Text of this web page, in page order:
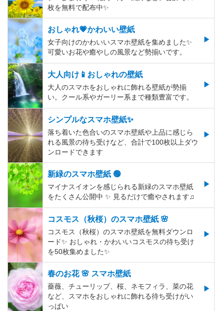
枚を無料で配布中✨
おしゃれ💗かわいい壁紙
女子向けのかわいいスマホ壁紙を集めました✨
可愛いお花や癒やしの風景など勢揃いです。
大人向け📱おしゃれの壁紙
大人のスマホをおしゃれに飾れる壁紙が勢揃
い。クール系やガーリー系まで種類豊富です。
シンプルなスマホ壁紙✨
落ち着いた色合いのスマホ壁紙や上品に感じら
れる風景の待ち受けなど、合計で100枚以上ダウ
ンロードできます
新緑のスマホ壁紙 🟢
マイナスイオンを感じられる新緑のスマホ壁紙
をたくさん公開中 ✨ 見るだけで癒やされます♫
コスモス（秋桜）のスマホ壁紙 🌸
コスモス（秋桜）のスマホ壁紙を無料ダウンロ
ード✨️ おしゃれ・かわいいコスモスの待ち受け
を50枚集めました✨️
春のお花 🌸 スマホ壁紙
薔薇、チューリップ、桜、ネモフィラ、菜の花
など、スマホをおしゃれに飾れる待ち受けがい
っぱい